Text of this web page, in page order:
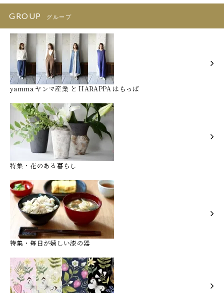
GROUP グループ
yamma ヤンマ産業 と HARAPPA はらっぱ
特集・花のある暮らし
特集・毎日が嬉しい漆の器